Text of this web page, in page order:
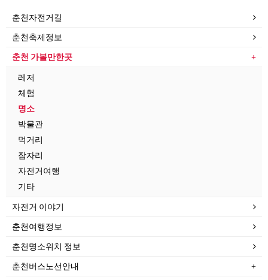
춘천자전거길
춘천축제정보
춘천 가볼만한곳
레저
체험
명소
박물관
먹거리
잠자리
자전거여행
기타
자전거 이야기
춘천여행정보
춘천명소위치 정보
춘천버스노선안내